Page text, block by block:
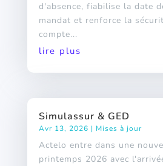
d'absence, fiabilise la date
mandat et renforce la
compte...
lire plus
Simulassur & GED
Avr 13, 2026 | Mises à jour
Actelo entre dans une
printemps 2026 avec